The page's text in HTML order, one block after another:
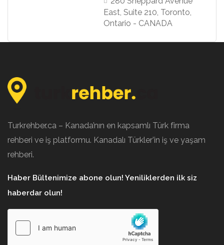
East, Suite 210, Toronto,
Ontario - CANADA
Turkrehber.ca – Kanada’nın en kapsamlı Türk firma
rehberi ve iş platformu. Kanadalı Türkler’in iş ve yaşam
rehberi.
Haber Bültenimize abone olun! Yeniliklerden ilk siz
haberdar olun!